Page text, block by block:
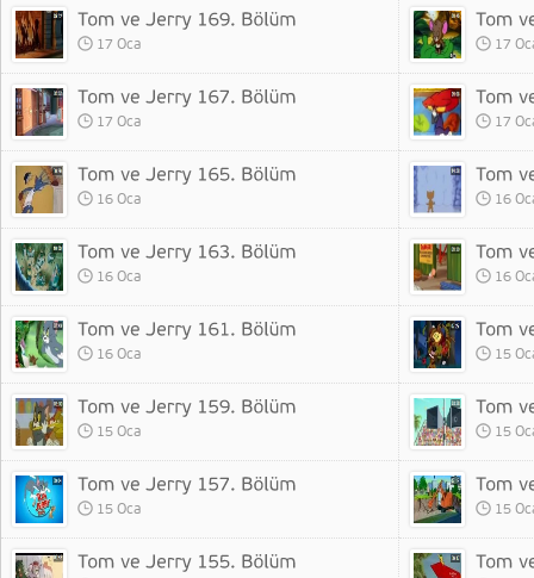
17 Oca 17
17 Oca 17
16 Oca 16
16 Oca 16
16 Oca 15
15 Oca 15
15 Oca 15